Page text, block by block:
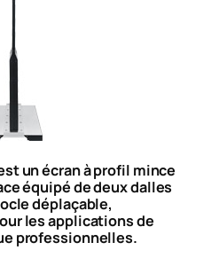
un écran à profil mince
équipé de deux dalles
déplaçable,
les applications de
professionnelles.